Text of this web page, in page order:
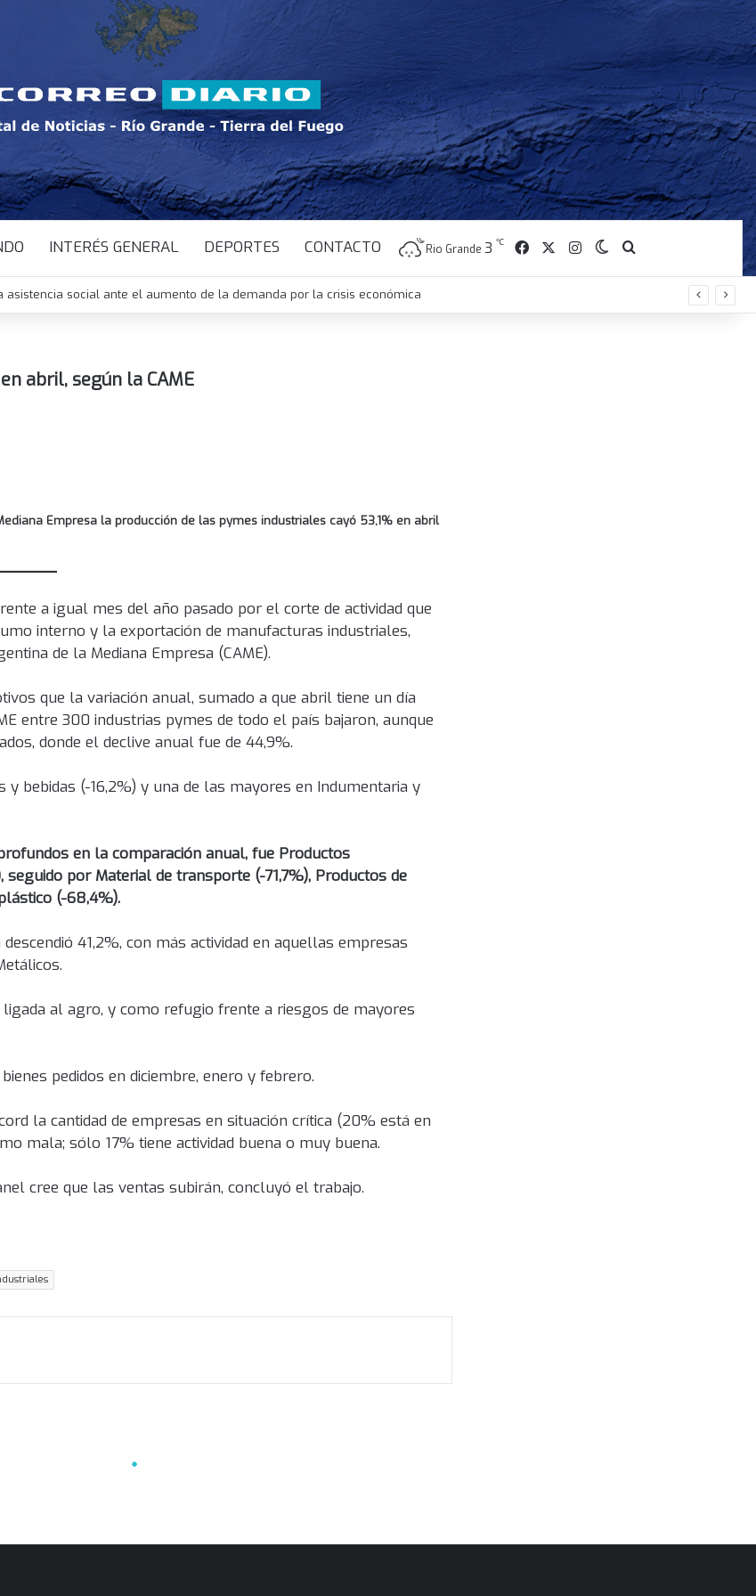
INTERÉS GENERAL DEPORTES CONTACTO Rio Grande 3 ℃ FacebookInstagramSwitch skin
Buscar
asistencia social ante el aumento de la demanda por la crisis económica
abril, según la CAME
Empresa la producción de las pymes industriales cayó 53,1% en abril
a igual mes del año pasado por el corte de actividad que
interno y la exportación de manufacturas industriales,
de la Mediana Empresa (CAME).
que la variación anual, sumado a que abril tiene un día
entre 300 industrias pymes de todo el país bajaron, aunque
donde el declive anual fue de 44,9%.
bebidas (-16,2%) y una de las mayores en Indumentaria y
en la comparación anual, fue Productos
por Material de transporte (-71,7%), Productos de
(-68,4%).
41,2%, con más actividad en aquellas empresas
al agro, y como refugio frente a riesgos de mayores
pedidos en diciembre, enero y febrero.
la cantidad de empresas en situación crítica (20% está en
mala; sólo 17% tiene actividad buena o muy buena.
cree que las ventas subirán, concluyó el trabajo.